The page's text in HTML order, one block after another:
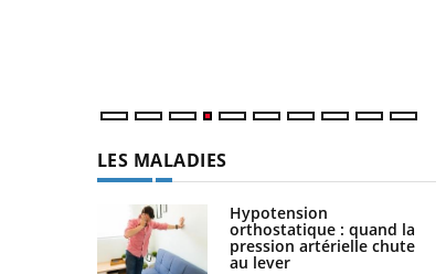
LES MALADIES
Hypotension
orthostatique : quand la
pression artérielle chute
au lever